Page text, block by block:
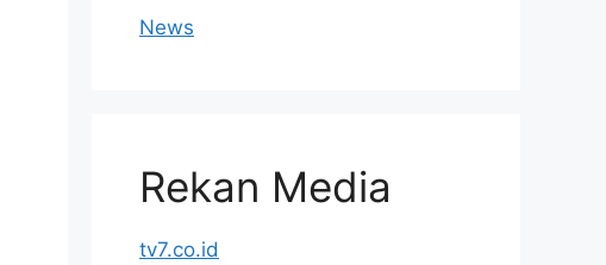
News
Rekan Media
tv7.co.id